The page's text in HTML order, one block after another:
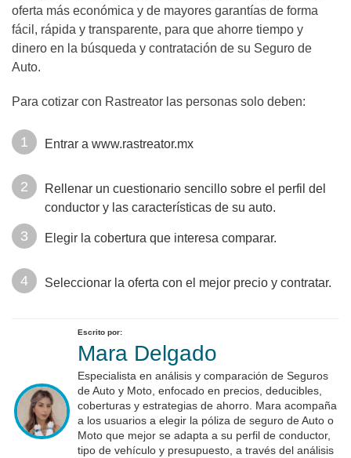
oferta más económica y de mayores garantías de forma
fácil, rápida y transparente, para que ahorre tiempo y
dinero en la búsqueda y contratación de su Seguro de
Auto.
Para cotizar con Rastreator las personas solo deben:
Entrar a www.rastreator.mx
Rellenar un cuestionario sencillo sobre el perfil del
conductor y las características de su auto.
Elegir la cobertura que interesa comparar.
Seleccionar la oferta con el mejor precio y contratar.
Escrito por:
Mara Delgado
Especialista en análisis y comparación de Seguros
de Auto y Moto, enfocado en precios, deducibles,
coberturas y estrategias de ahorro. Mara acompaña
a los usuarios a elegir la póliza de seguro de Auto o
Moto que mejor se adapta a su perfil de conductor,
tipo de vehículo y presupuesto, a través del análisis